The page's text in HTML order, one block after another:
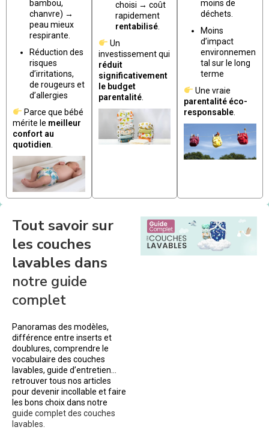
bambou,
chanvre) →
peau mieux
respirante.
Réduction des
risques
d’irritations,
de rougeurs et
d’allergies
Parce que bébé
mérite le meilleur
confort au
quotidien
choisi → coût
rapidement
rentabilisé.
Un
investissement qui
réduit
significativement
le budget
parentalité.
moins de
déchets.
Moins
d’impact
environnemen
tal sur le long
terme
Une vraie
parentalité éco-
responsable
Tout savoir sur
les couches
lavables dans
notre guide
complet
Panoramas des modèles,
différence entre inserts et
doublures, comprendre le
vocabulaire des couches
lavables, guide d’entretien…
retrouver tous nos articles
pour devenir incollable et faire
les bons choix dans notre
guide complet des couches
lavables.